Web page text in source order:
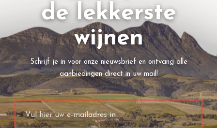
de lekkerste
wijnen
Schrijf je in voor onze nieuwsbrief en ontvang alle
aanbiedingen direct in uw mail!